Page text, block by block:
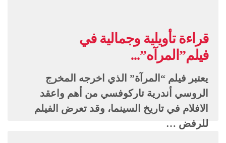
قراءة تأويلية وجمالية في
فيلم”المرآه”...
يعتبر فيلم “المرآة” الذي اخرجه المخرج
الروسي أندرية تاركوفسي من أهم واعقد
الافلام في تاريخ السينما، وقد تعرض الفيلم
للرفض …